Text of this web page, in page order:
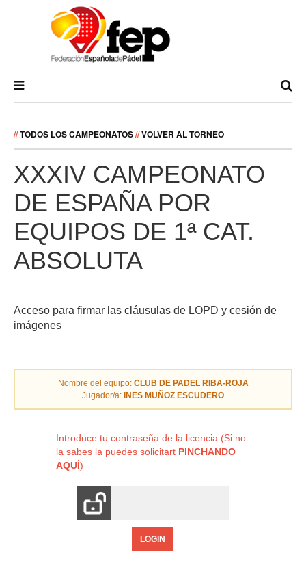
//TODOS LOS CAMPEONATOS//VOLVER AL TORNEO
XXXIV CAMPEONATO
DE ESPAÑA POR
EQUIPOS DE 1ª CAT.
ABSOLUTA
Acceso para firmar las cláusulas de LOPD y cesión de
imágenes
Nombre del equipo: CLUB DE PADEL RIBA-ROJA
Jugador/a: INES MUÑOZ ESCUDERO
Introduce tu contraseña de la licencia (Si no
la sabes la puedes solicitart PINCHANDO
AQUÍ)
LOGIN